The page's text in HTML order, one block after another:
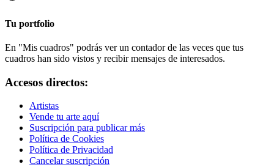
Tu portfolio
En "Mis cuadros" podrás ver un contador de las veces que tus
cuadros han sido vistos y recibir mensajes de interesados.
Accesos directos:
Artistas
Vende tu arte aquí
Suscripción para publicar más
Política de Cookies
Política de Privacidad
Cancelar suscripción